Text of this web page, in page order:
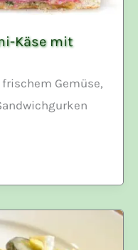
Käse mit
Gemüse,